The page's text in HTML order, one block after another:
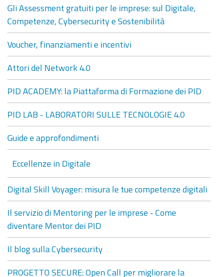
Gli Assessment gratuiti per le imprese: sul Digitale,
Competenze, Cybersecurity e Sostenibilità
Voucher, finanziamenti e incentivi
Attori del Network 4.0
PID ACADEMY: la Piattaforma di Formazione dei PID
PID LAB - LABORATORI SULLE TECNOLOGIE 4.0
Guide e approfondimenti
Eccellenze in Digitale
Digital Skill Voyager: misura le tue competenze digitali
Il servizio di Mentoring per le imprese - Come
diventare Mentor dei PID
Il blog sulla Cybersecurity
PROGETTO SECURE: Open Call per migliorare la